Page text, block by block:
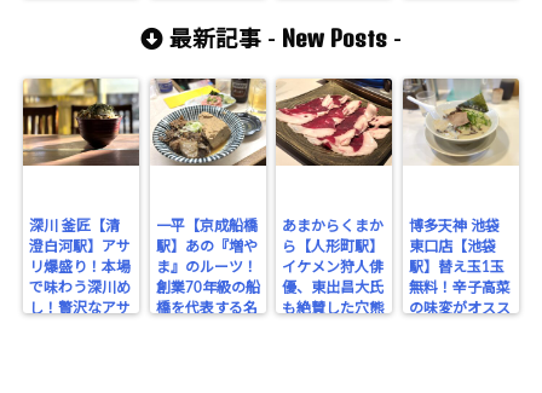
名古屋発祥の名
店！
ならないぶるち
最新記事 - New Posts -
深川 釜匠【清
澄白河駅】アサ
リ爆盛り！本場
で味わう深川め
し！贅沢なアサ
一平【京成船橋
駅】あの『増や
ま』のルーツ！
創業70年級の船
橋を代表する名
あまからくまか
ら【人形町駅】
イケメン狩人俳
優、東出昌大氏
も絶賛した穴熊
博多天神 池袋
東口店【池袋
駅】替え玉1玉
無料！辛子高菜
の味変がオスス